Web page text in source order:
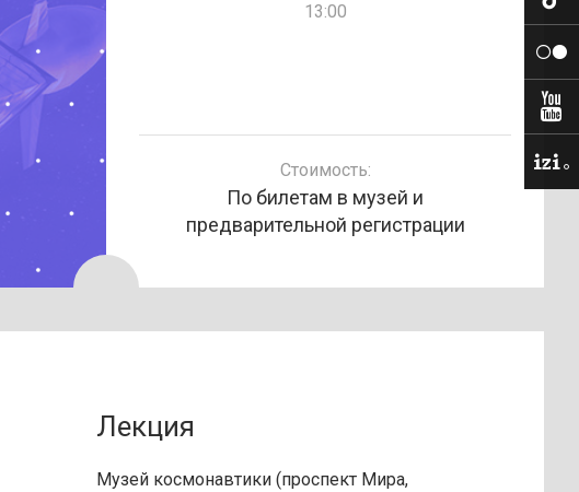
13:00
Стоимость:
По билетам в музей и
предварительной регистрации
Лекция
Музей космонавтики (проспект Мира,